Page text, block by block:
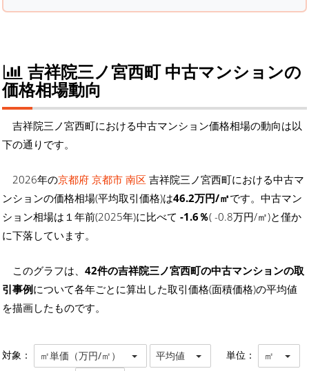
吉祥院三ノ宮西町 中古マンションの
価格相場動向
吉祥院三ノ宮西町における中古マンション価格相場の動向は以
下の通りです。
2026年の京都府 京都市 南区 吉祥院三ノ宮西町における中古マ
ンションの価格相場(平均取引価格)は46.2万円/㎡です。中古マン
ション相場は１年前(2025年)に比べて -1.6％( -0.8万円/㎡)と僅か
に下落しています。
このグラフは、 42件の吉祥院三ノ宮西町の中古マンションの取
引事例について各年ごとに算出した取引価格(面積価格)の平均値
を描画したものです。
対象： ㎡単価（万円/㎡） 平均値 単位： ㎡